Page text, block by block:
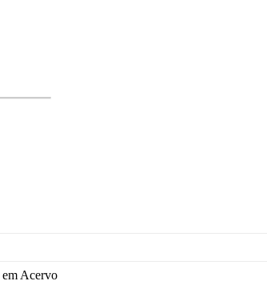
em Acervo